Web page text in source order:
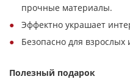
прочные материалы.
Эффектно украшает
Безопасно для взрослых
Полезный подарок